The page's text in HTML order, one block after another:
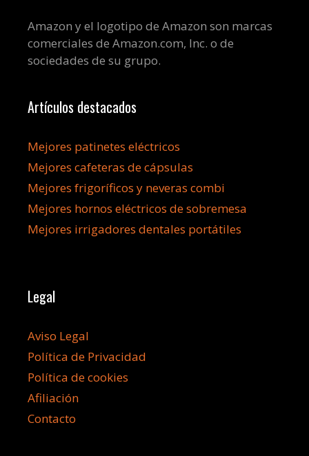
Amazon y el logotipo de Amazon son marcas
comerciales de Amazon.com, Inc. o de
sociedades de su grupo.
Artículos destacados
Mejores patinetes eléctricos
Mejores cafeteras de cápsulas
Mejores frigoríficos y neveras combi
Mejores hornos eléctricos de sobremesa
Mejores irrigadores dentales portátiles
Legal
Aviso Legal
Política de Privacidad
Política de cookies
Afiliación
Contacto